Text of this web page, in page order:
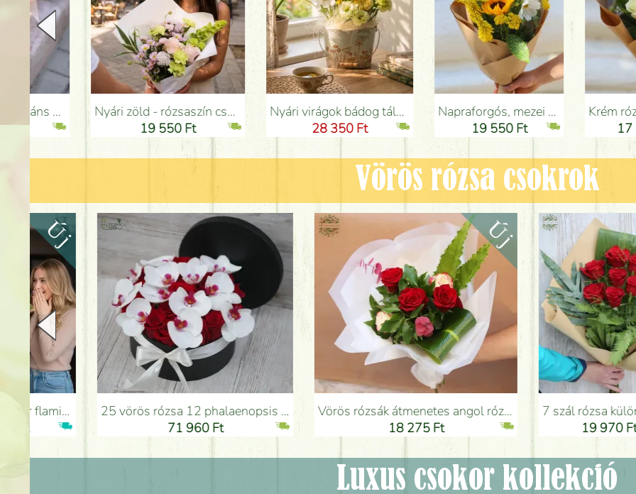
Nyári zöld - rózsaszín csokor szegfűvel, santinivel, rózsával, apró virágokkal (12 szál) - Virágküldés Budapesten
19 550 Ft
Nyári virágok bádog tálban liziantusszal - Virágküldés Budapesten
Napraforgós, mezei virágos nyári csokor - Virágküldés Budapesten
Krém rózsák csipkevirággal (10 szál) - Virágküldés Budapesten
17 100 Ft
Vörös rózsa csokrok
25 vörös rózsa 12 phalaenopsis orchideával dobozban - Virágküldés Budapesten
Vörös rózsák átmenetes angol rózsákkal (5 szál) - Virágküldés Budapesten
7 szál rózsa különleges zöldekkel kraft papírral - Virágküldés Budapesten
19 970 Ft
Luxus csokor kollekció